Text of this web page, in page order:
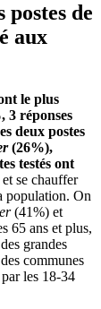
de
aux
le plus
3 réponses
deux postes
(26%),
testés ont
se chauffer
population. On
(41%) et
65 ans et plus,
grandes
communes
les 18-34